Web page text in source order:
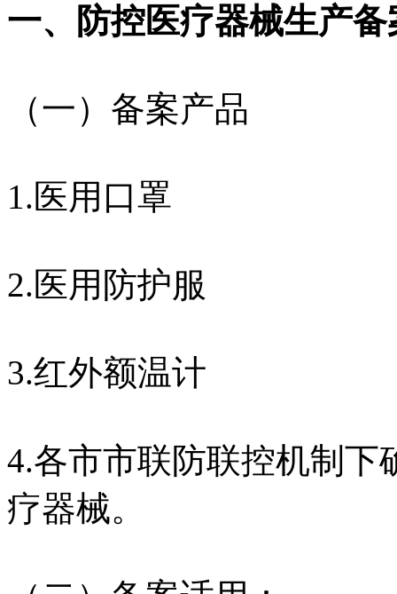
一、防控医疗器械生产备
（一）备案产品
1.医用口罩
2.医用防护服
3.红外额温计
4.各市市联防联控机制下
疗器械。